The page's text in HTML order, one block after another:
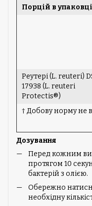
Порцій в
Реутері (L. reuteri)
17938 (L. reuteri
Protectis®)
† Добову норму не
Дозування
Перед кожним
протягом 10
бактерій з олією.
Обережно
необхідну